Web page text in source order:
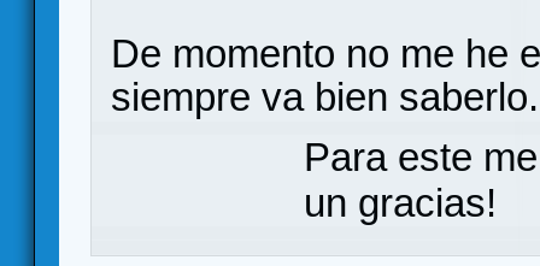
De momento no me he
siempre va bien saberlo.
Para este
un gracias!